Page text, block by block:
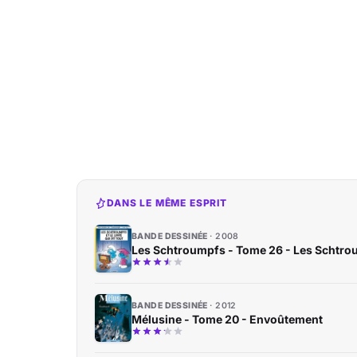
DANS LE MÊME ESPRIT
BANDE DESSINÉE 2008
Les Schtroumpfs - Tome 26 - Les
BANDE DESSINÉE 2012
Mélusine - Tome 20 - Envoûtement